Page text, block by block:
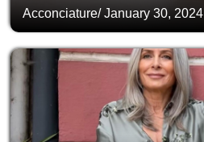
Acconciature/January 30, 2024